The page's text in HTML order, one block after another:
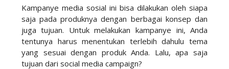
Kampanye media sosial ini bisa dilakukan oleh siapa
saja pada produknya dengan berbagai konsep dan
juga tujuan. Untuk melakukan kampanye ini, Anda
tentunya harus menentukan terlebih dahulu tema
yang sesuai dengan produk Anda. Lalu, apa saja
tujuan dari social media campaign?